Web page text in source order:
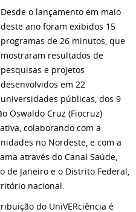
Desde o lançamento em maio
deste ano foram exibidos 15
programas de 26 minutos, que
mostraram resultados de
pesquisas e projetos
desenvolvidos em 22
universidades públicas, dos 9
Oswaldo Cruz (Fiocruz)
colaborando com a
no Nordeste, e com a
através do Canal Saúde,
de Janeiro e o Distrito Federal,
nacional.
do UniVERciência é